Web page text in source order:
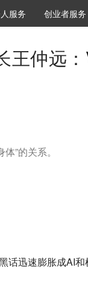
资机构库
职位推介
服务 创投氪堂
创业者服务
王仲远
”的关系。
话迅速膨胀成AI和